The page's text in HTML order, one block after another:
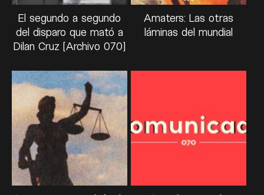
El segundo a segundo
del disparo que mató a
Dilan Cruz [Archivo 070]
Amaters: Las otras
láminas del mundial